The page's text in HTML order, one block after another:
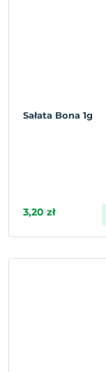
Sałata Bona 1g
3,20 zł